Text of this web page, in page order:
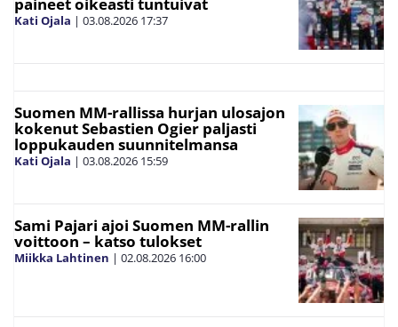
paineet oikeasti tuntuivat
Kati Ojala | 03.08.2026 17:37
Suomen MM-rallissa hurjan ulosajon
kokenut Sebastien Ogier paljasti
loppukauden suunnitelmansa
Kati Ojala | 03.08.2026 15:59
Sami Pajari ajoi Suomen MM-rallin
voittoon – katso tulokset
Miikka Lahtinen | 02.08.2026 16:00